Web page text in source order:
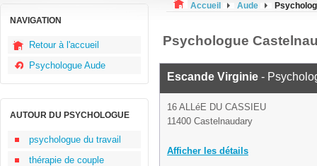
NAVIGATION
Retour à l'accueil
Psychologue Aude
AUTOUR DU PSYCHOLOGUE
psychologue du travail
thérapie de couple
Accueil Aude
Psychologue
Escande Virginie -
16 ALLéE DU CASSIEU
11400 Castelnaudary
Afficher les détails